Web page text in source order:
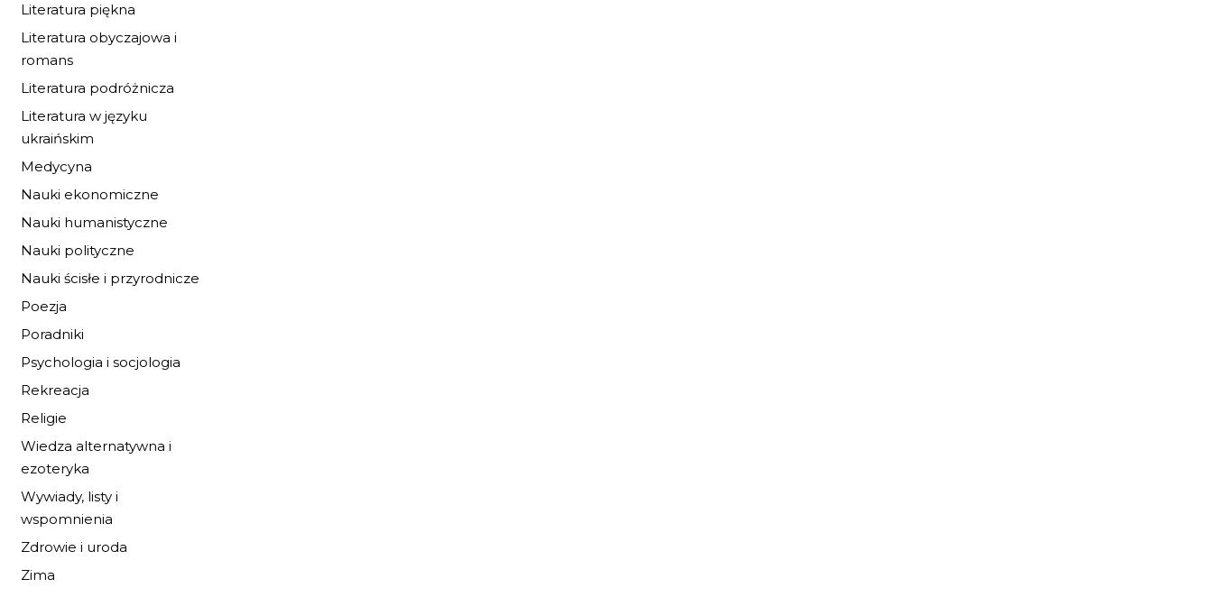
Literatura piękna
Literatura obyczajowa i
romans
Literatura podróżnicza
Literatura w języku
ukraińskim
Medycyna
Nauki ekonomiczne
Nauki humanistyczne
Nauki polityczne
Nauki ścisłe i przyrodnicze
Poezja
Poradniki
Psychologia i socjologia
Rekreacja
Religie
Wiedza alternatywna i
ezoteryka
Wywiady, listy i
wspomnienia
Zdrowie i uroda
Zima